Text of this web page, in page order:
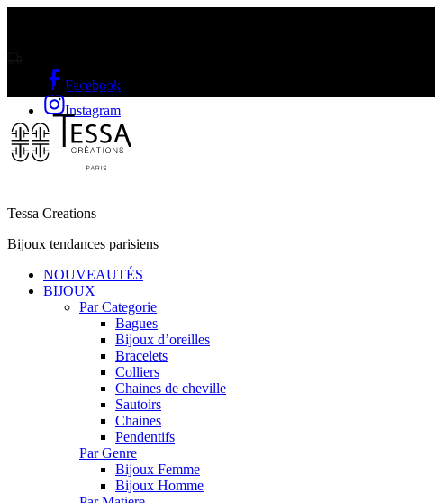
Facebook
Instagram
LIVRAISON GRATUITE A PARTIR DE RS2000
Tessa Creations
Bijoux tendances parisiens
NOUVEAUTÉS
BIJOUX
Par Categorie
Bagues
Bijoux d’oreilles
Bracelets
Colliers
Chaines de cheville
Sautoirs
Chaines
Pendentifs
Par Genre
Bijoux Femme
Bijoux Homme